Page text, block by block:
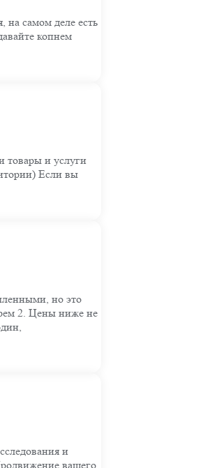
на самом деле есть
копнем
товары и услуги
Если вы
но это
2. Цены ниже не
и
вашего